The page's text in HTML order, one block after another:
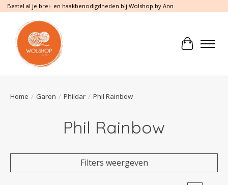
Bestel al je brei- en haakbenodigdheden bij Wolshop by Ann
Home / Garen / Phildar / Phil Rainbow
Phil Rainbow
Filters weergeven